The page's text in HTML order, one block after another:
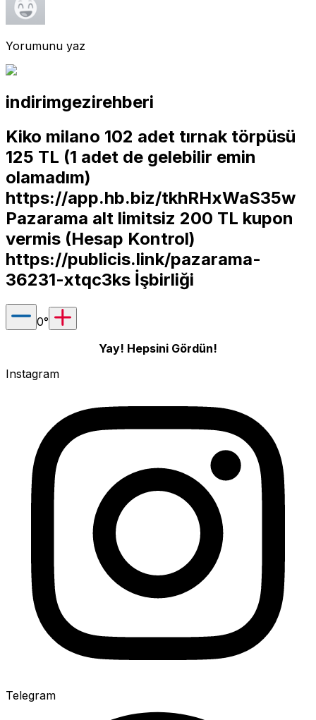
Yorumunu yaz
indirimgezirehberi
Kiko milano 102 adet tırnak törpüsü
125 TL (1 adet de gelebilir emin
olamadım)
https://app.hb.biz/tkhRHxWaS35w
Pazarama alt limitsiz 200 TL kupon
vermis (Hesap Kontrol)
https://publicis.link/pazarama-
36231-xtqc3ks İşbirliği
0°
Yay! Hepsini Gördün!
Instagram
Telegram